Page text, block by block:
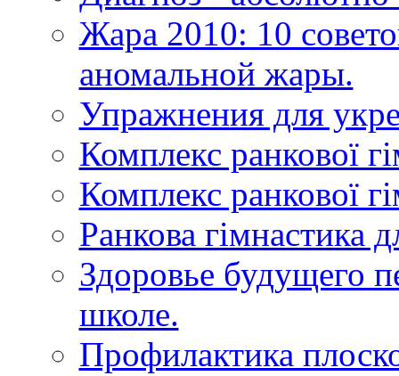
Жара 2010: 10
аномальной жары.
Упражнения для
Комплекс ранкової
Комплекс ранкової
Ранкова гімнастика
Здоровье будущего
школе.
Профилактика